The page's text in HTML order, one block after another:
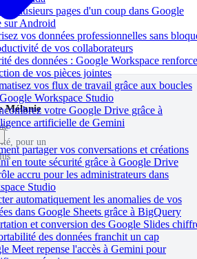
plusieurs pages d'un coup dans Google
sur Android
vos données professionnelles sans
de vos collaborateurs
des données : Google Workspace
de vos pièces jointes
vos flux de travail grâce aux boucles
Workspace Studio
votre Google Drive grâce à
artificielle de Gemini
partager vos conversations et créations
en toute sécurité grâce à Google Drive
accru pour les administrateurs dans
Studio
automatiquement les anomalies de vos
dans Google Sheets grâce à BigQuery
et conversion des Google Slides
des données franchit un cap
Meet repense l'accès à Gemini pour
Mélanie
pour un